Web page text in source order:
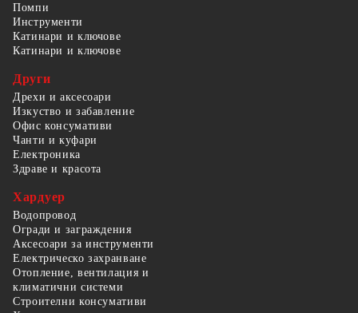
Помпи
Инструменти
Катинари и ключове
Катинари и ключове
Други
Дрехи и аксесоари
Изкуство и забавление
Офис консумативи
Чанти и куфари
Електроника
Здраве и красота
Хардуер
Водопровод
Огради и заграждения
Аксесоари за инструменти
Електрическо захранване
Отопление, вентилация и
климатични системи
Строителни консумативи